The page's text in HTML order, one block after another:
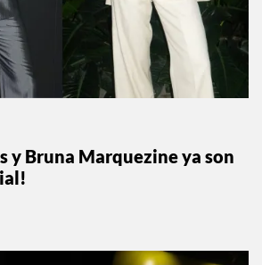
y Bruna Marquezine ya son